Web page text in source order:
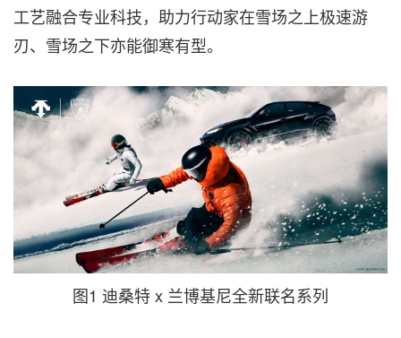
工艺融合专业科技，助力行动家在雪场之上极速游
刃、雪场之下亦能御寒有型。
图1 迪桑特 x 兰博基尼全新联名系列